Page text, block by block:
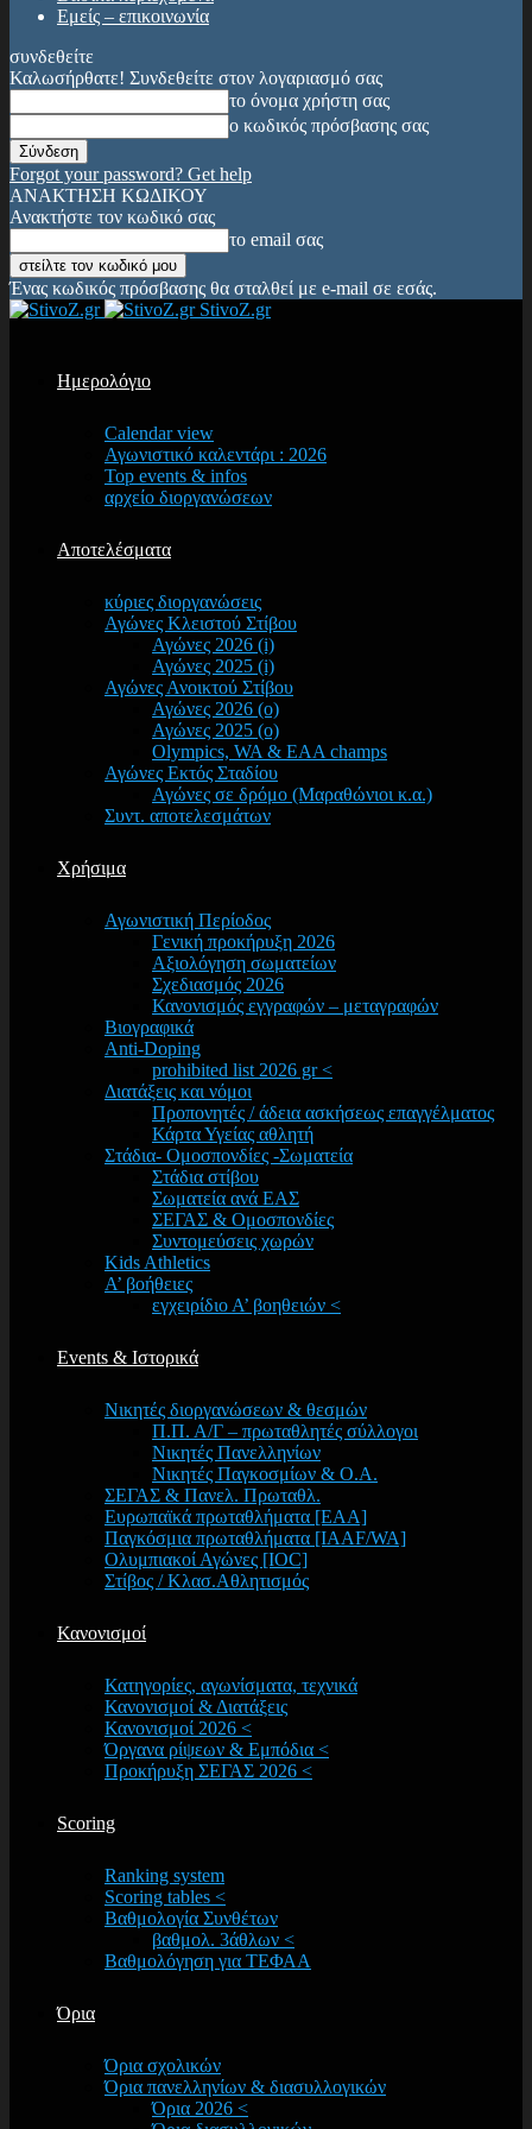
Εμείς – επικοινωνία
συνδεθείτε
Καλωσήρθατε! Συνδεθείτε στον λογαριασμό σας
το όνομα χρήστη σας
ο κωδικός πρόσβασης σας
Forgot your password? Get help
ΑΝΑΚΤΗΣΗ ΚΩΔΙΚΟΥ
Ανακτήστε τον κωδικό σας
το email σας
Ένας κωδικός πρόσβασης θα σταλθεί με e-mail σε εσάς.
StivoZ.gr
Ημερολόγιο
Calendar view
Αγωνιστικό καλεντάρι : 2026
Top events & infos
αρχείο διοργανώσεων
Αποτελέσματα
κύριες διοργανώσεις
Αγώνες Κλειστού Στίβου
Αγώνες 2026 (i)
Αγώνες 2025 (i)
Αγώνες Ανοικτού Στίβου
Αγώνες 2026 (o)
Αγώνες 2025 (o)
Olympics, WA & EAA champs
Αγώνες Εκτός Σταδίου
Αγώνες σε δρόμο (Μαραθώνιοι κ.α.)
Συντ. αποτελεσμάτων
Χρήσιμα
Αγωνιστική Περίοδος
Γενική προκήρυξη 2026
Αξιολόγηση σωματείων
Σχεδιασμός 2026
Κανονισμός εγγραφών – μεταγραφών
Βιογραφικά
Anti-Doping
prohibited list 2026 gr <
Διατάξεις και νόμοι
Προπονητές / άδεια ασκήσεως επαγγέλματος
Κάρτα Υγείας αθλητή
Στάδια- Ομοσπονδίες -Σωματεία
Στάδια στίβου
Σωματεία ανά ΕΑΣ
ΣΕΓΑΣ & Ομοσπονδίες
Συντομεύσεις χωρών
Kids Athletics
Α’ βοήθειες
εγχειρίδιο Α’ βοηθειών <
Events & Ιστορικά
Νικητές διοργανώσεων & θεσμών
Π.Π. Α/Γ – πρωταθλητές σύλλογοι
Νικητές Πανελληνίων
Νικητές Παγκοσμίων & Ο.Α.
ΣΕΓΑΣ & Πανελ. Πρωταθλ.
Ευρωπαϊκά πρωταθλήματα [EAA]
Παγκόσμια πρωταθλήματα [IAAF/WA]
Ολυμπιακοί Αγώνες [IOC]
Στίβος / Κλασ.Αθλητισμός
Κανονισμοί
Κατηγορίες, αγωνίσματα, τεχνικά
Κανονισμοί & Διατάξεις
Κανονισμοί 2026 <
Όργανα ρίψεων & Εμπόδια <
Προκήρυξη ΣΕΓΑΣ 2026 <
Scoring
Ranking system
Scoring tables <
Βαθμολογία Συνθέτων
βαθμολ. 3άθλων <
Βαθμολόγηση για ΤΕΦΑΑ
Όρια
Όρια σχολικών
Όρια πανελληνίων & διασυλλογικών
Όρια 2026 <